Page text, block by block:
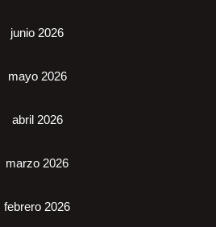
junio 2026
mayo 2026
abril 2026
marzo 2026
febrero 2026